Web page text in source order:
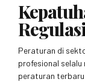
Peraturan di
profesional selalu
peraturan terbaru